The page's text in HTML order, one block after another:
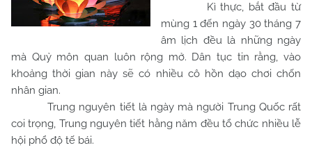
Kì thực, bắt đầu từ
mùng 1 đến ngày 30 tháng 7
âm lịch đều là những ngày
mà Quỷ môn quan luôn rộng mở. Dân tục tin rằng, vào
khoảng thời gian này sẽ có nhiều cô hồn dạo chơi chốn
nhân gian.
Trung nguyên tiết là ngày mà người Trung Quốc rất
coi trọng, Trung nguyên tiết hằng năm đều tổ chức nhiều lễ
hội phổ độ tế bái.